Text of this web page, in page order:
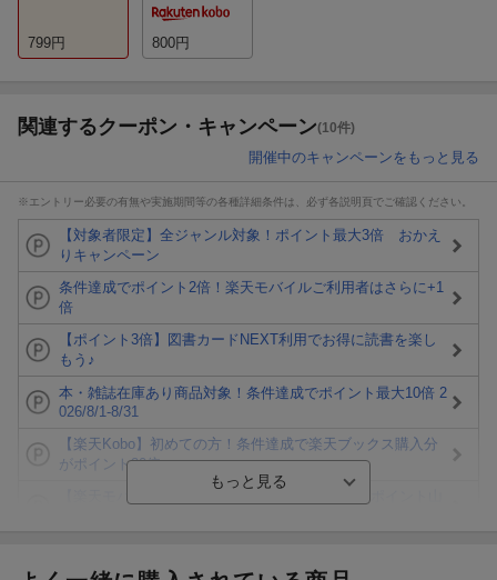
799円 800円
関連するクーポン・キャンペーン(10件)
開催中のキャンペーンをもっと見る
※エントリー必要の有無や実施期間等の各種詳細条件は、必ず各説明頁でご確認ください。
【対象者限定】全ジャンル対象！ポイント最大3倍 おかえ
りキャンペーン
条件達成でポイント2倍！楽天モバイルご利用者はさらに+1
倍
【ポイント3倍】図書カードNEXT利用でお得に読書を楽し
もう♪
本・雑誌在庫あり商品対象！条件達成でポイント最大10倍 2
026/8/1-8/31
【楽天Kobo】初めての方！条件達成で楽天ブックス購入分
がポイント20倍
ト山分け